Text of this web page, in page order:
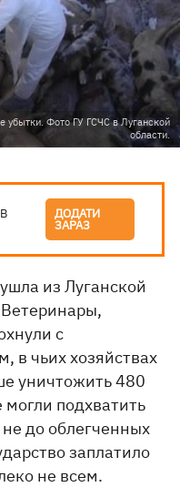
убытки. Фото ГУ ГСЧС в Луганской
области.
ДОДАТИ
ЗАРАЗ
из Луганской
с
в чьих хозяйствах
уничтожить 480
подхватить
до облегченных
заплатило
не всем.